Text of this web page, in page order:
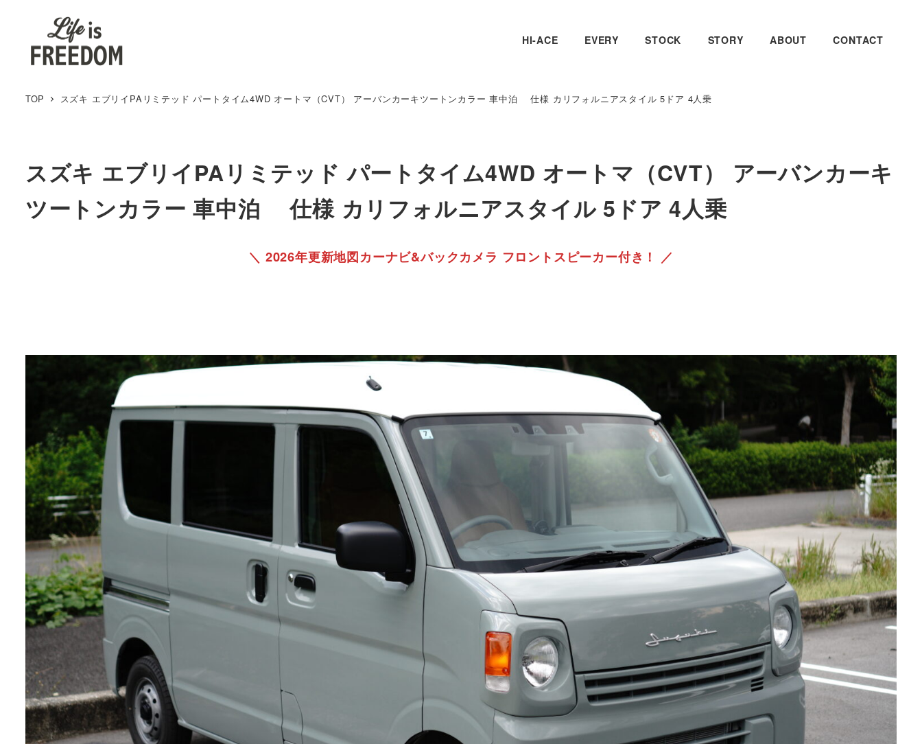
HI-ACE EVERY STOCK STORY ABOUT CONTACT
TOP スズキ エブリイPAリミテッド パートタイム4WD オートマ（CVT） アーバンカーキツートンカラー 車中泊 仕様 カリフォルニアスタイル 5ドア 4人乗
スズキ エブリイPAリミテッド パートタイム4WD オートマ（CVT） アーバンカーキ
ツートンカラー 車中泊 仕様 カリフォルニアスタイル 5ドア 4人乗
＼ 2026年更新地図カーナビ&バックカメラ フロントスピーカー付き！ ／